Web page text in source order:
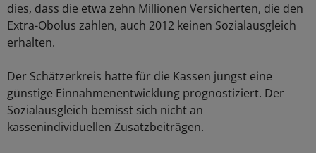
dies, dass die etwa zehn Millionen Versicherten, die den
Extra-Obolus zahlen, auch 2012 keinen Sozialausgleich
erhalten.
Der Schätzerkreis hatte für die Kassen jüngst eine
günstige Einnahmenentwicklung prognostiziert. Der
Sozialausgleich bemisst sich nicht an
kassenindividuellen Zusatzbeiträgen.